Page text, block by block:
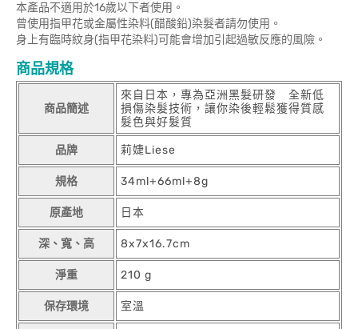
本產品不適用於16歲以下者使用。
曾使用指甲花或金屬性染料(醋酸鉛)染髮者請勿使用。
身上有臨時紋身(指甲花染料)可能會增加引起過敏反應的風險。
商品規格
商品簡述
來自日本，專為亞洲黑髮研發 全新低
損傷染髮技術，讓你染後輕鬆獲得質感
髮色與好髮質
品牌 莉婕Liese
規格 34ml+66ml+8g
原產地 日本
深、寬、高 8x7x16.7cm
淨重 210 g
保存環境 室溫